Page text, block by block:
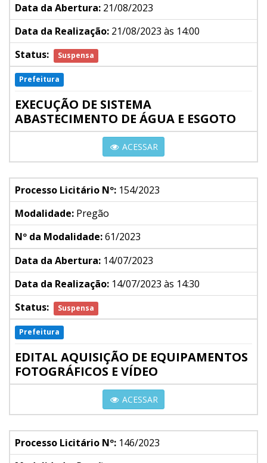
Data da Abertura: 21/08/2023
Data da Realização: 21/08/2023 às 14:00
Status:
Suspensa
Prefeitura
EXECUÇÃO DE SISTEMA
ABASTECIMENTO DE ÁGUA E ESGOTO
ACESSAR
Processo Licitário Nº: 154/2023
Modalidade: Pregão
Nº da Modalidade:61/2023
Data da Abertura: 14/07/2023
Data da Realização: 14/07/2023 às 14:30
Status:
Suspensa
Prefeitura
EDITAL AQUISIÇÃO DE EQUIPAMENTOS
FOTOGRÁFICOS E VÍDEO
ACESSAR
Processo Licitário Nº: 146/2023